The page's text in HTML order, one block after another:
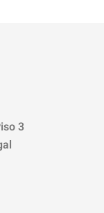
3